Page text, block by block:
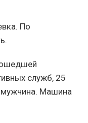
По
служб, 25
мужчина. Машина